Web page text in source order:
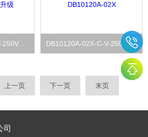
DB10120A-02X-C-V-250VHYDAC贺德克电磁溢流阀DB10120A型号升级 DB10120A-02X-C-V-250V德国贺德克HYDA插装电磁溢流阀DB10120A-02X
上一页 下一页 末页
司